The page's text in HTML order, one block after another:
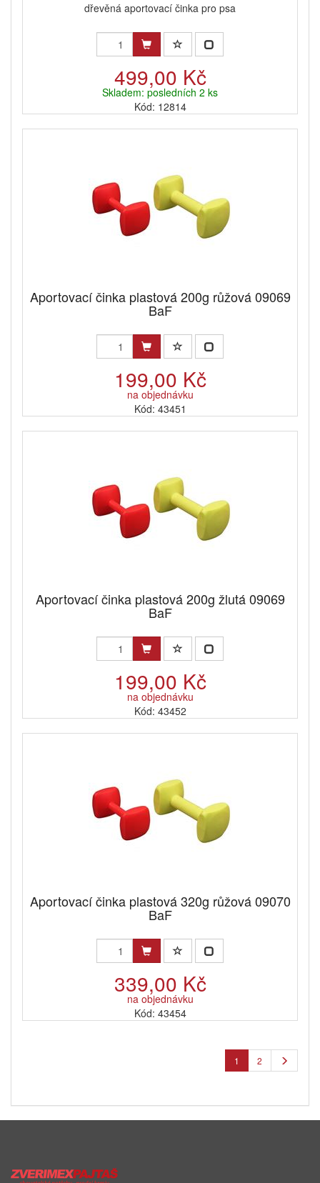
dřevěná aportovací činka pro psa
499,00 Kč
Skladem: posledních 2 ks
Kód: 12814
Aportovací činka plastová 200g růžová 09069
BaF
199,00 Kč
na objednávku
Kód: 43451
Aportovací činka plastová 200g žlutá 09069
BaF
199,00 Kč
na objednávku
Kód: 43452
Aportovací činka plastová 320g růžová 09070
BaF
339,00 Kč
na objednávku
Kód: 43454
1 2